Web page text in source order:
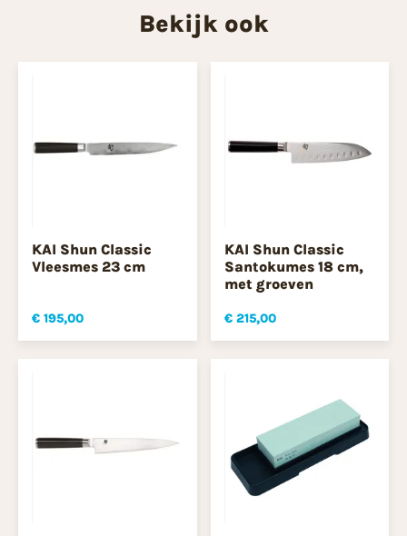
Bekijk ook
KAI Shun Classic
Vleesmes 23 cm
€ 195,00
KAI Shun Classic
Santokumes 18 cm,
met groeven
€ 215,00